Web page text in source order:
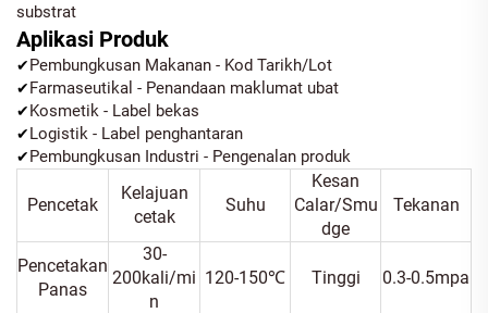
substrat
Aplikasi Produk
✔Pembungkusan Makanan - Kod Tarikh/Lot
✔Farmaseutikal - Penandaan maklumat ubat
✔Kosmetik - Label bekas
✔Logistik - Label penghantaran
✔Pembungkusan Industri - Pengenalan produk
Pencetak
Kelajuan
cetak
Suhu
Kesan
Calar/Smu
dge
Tekanan
Pencetakan
Panas
30-
200kali/mi
n
120-150℃ Tinggi 0.3-0.5mpa